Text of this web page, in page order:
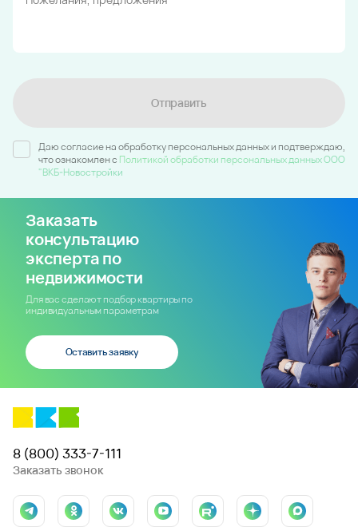
Отправить
Даю согласие на обработку персональных данных и подтверждаю,
что ознакомлен c Политикой обработки персональных данных ООО
"ВКБ-Новостройки
Заказать
консультацию
эксперта по
недвижимости
Для вас сделают подбор квартиры по
индивидуальным параметрам
Оставить заявку
8 (800) 333-7-111
Заказать звонок